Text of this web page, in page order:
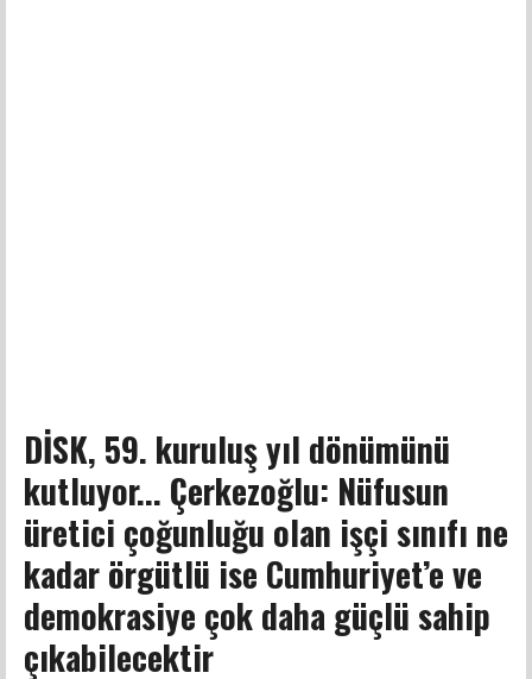
DİSK, 59. kuruluş yıl dönümünü
kutluyor... Çerkezoğlu: Nüfusun
üretici çoğunluğu olan işçi sınıfı ne
kadar örgütlü ise Cumhuriyet’e ve
demokrasiye çok daha güçlü sahip
çıkabilecektir